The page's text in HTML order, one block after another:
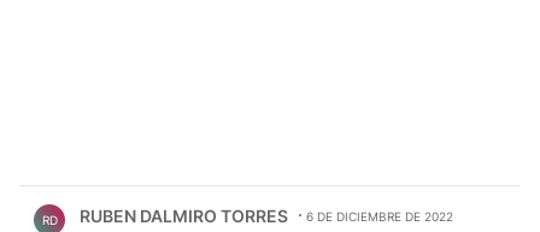
RD RUBEN DALMIRO TORRES 6 DE DICIEMBRE DE 2022